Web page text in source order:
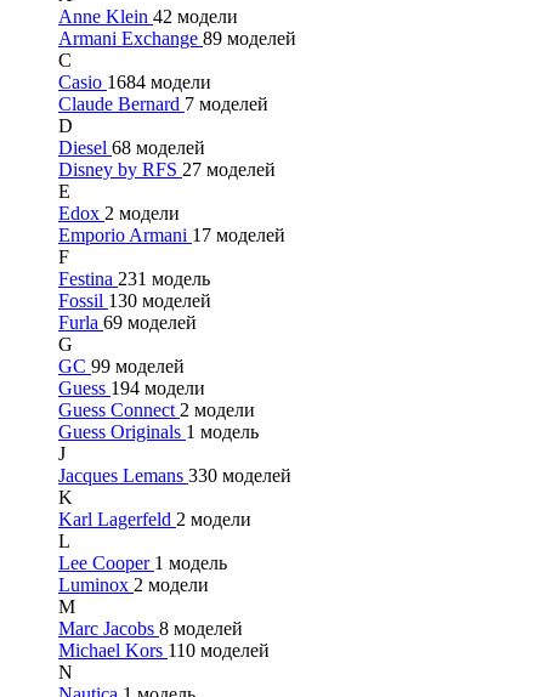
Anne Klein 42 модели
Armani Exchange 89 моделей
C
Casio 1684 модели
Claude Bernard 7 моделей
D
Diesel 68 моделей
Disney by RFS 27 моделей
E
Edox 2 модели
Emporio Armani 17 моделей
F
Festina 231 модель
Fossil 130 моделей
Furla 69 моделей
G
GC 99 моделей
Guess 194 модели
Guess Connect 2 модели
Guess Originals 1 модель
J
Jacques Lemans 330 моделей
K
Karl Lagerfeld 2 модели
L
Lee Cooper 1 модель
Luminox 2 модели
M
Marc Jacobs 8 моделей
Michael Kors 110 моделей
N